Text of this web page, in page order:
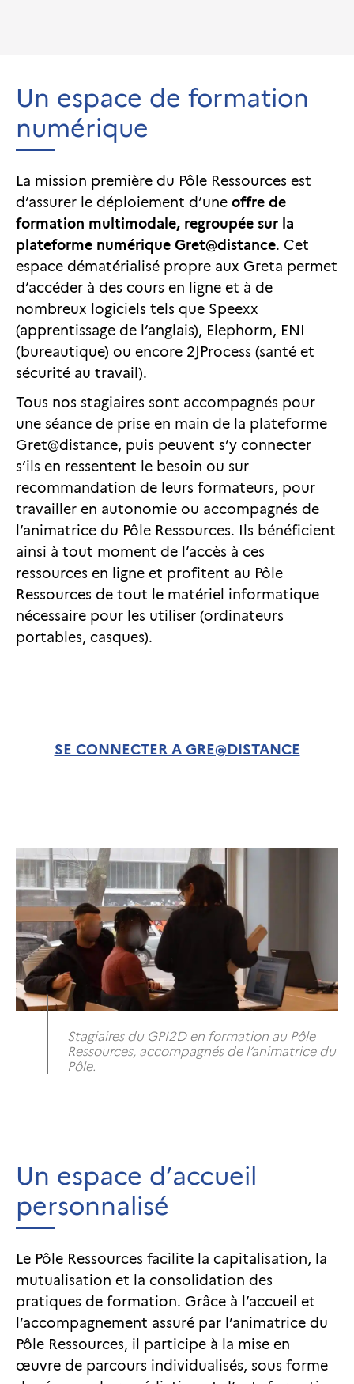
Un espace de formation
numérique
La mission première du Pôle Ressources est
d’assurer le déploiement d’une offre de
formation multimodale, regroupée sur la
plateforme numérique Gret@distance. Cet
espace dématérialisé propre aux Greta permet
d’accéder à des cours en ligne et à de
nombreux logiciels tels que Speexx
(apprentissage de l’anglais), Elephorm, ENI
(bureautique) ou encore 2JProcess (santé et
sécurité au travail).
Tous nos stagiaires sont accompagnés pour
une séance de prise en main de la plateforme
Gret@distance, puis peuvent s’y connecter
s’ils en ressentent le besoin ou sur
recommandation de leurs formateurs, pour
travailler en autonomie ou accompagnés de
l’animatrice du Pôle Ressources. Ils bénéficient
ainsi à tout moment de l’accès à ces
ressources en ligne et profitent au Pôle
Ressources de tout le matériel informatique
nécessaire pour les utiliser (ordinateurs
portables, casques).
SE CONNECTER A GRE@DISTANCE
Stagiaires du GPI2D en formation au Pôle
Ressources, accompagnés de l’animatrice du
Pôle.
Un espace d’accueil
personnalisé
Le Pôle Ressources facilite la capitalisation, la
mutualisation et la consolidation des
pratiques de formation. Grâce à l’accueil et
l’accompagnement assuré par l’animatrice du
Pôle Ressources, il participe à la mise en
œuvre de parcours individualisés, sous forme